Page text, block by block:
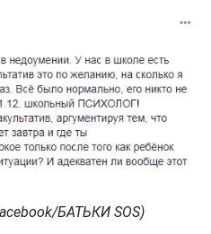
БАТЬКИ SOS)